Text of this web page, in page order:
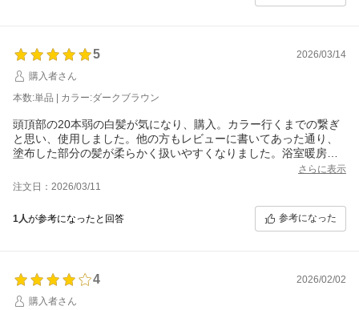
5
2026/03/14
購入者さん
本数:単品 | カラー:ダークブラウン
頭頂部の20本弱の白髪が気になり、購入。カラー行くまでの繋ぎ
と思い、使用しました。他の方もレビューに書いてあった通り、
塗布した部分の髪が柔らかく扱いやすくなりました。浴室暖房つ
けてたおかげもあってか、一回できちんと染まりました。明日も
また染めますが、一回で満足した色に仕上がったので大変満足で
さらに表示
注文日：2026/03/11
1人が参考になったと回答 参考になった
4
2026/02/02
購入者さん